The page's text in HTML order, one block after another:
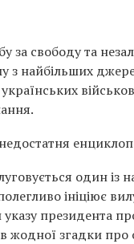
за свободу та
з найбільших
один із
ініціює
президента
жодної згадки